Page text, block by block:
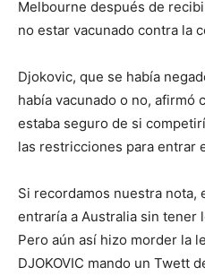
Melbourne después de
no estar vacunado contra la
Djokovic, que se había
había vacunado o no, afirmó
estaba seguro de si
las restricciones para entrar
Si recordamos nuestra
entraría a Australia sin tener
Pero aún así hizo morder la
DJOKOVIC mando un Twett